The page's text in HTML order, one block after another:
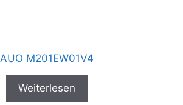
AUO M201EW01V4
Weiterlesen